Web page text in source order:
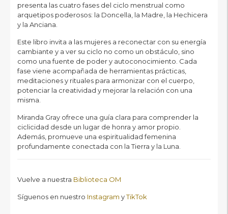
presenta las cuatro fases del ciclo menstrual como
arquetipos poderosos: la Doncella, la Madre, la Hechicera
y la Anciana.
Este libro invita a las mujeres a reconectar con su energía
cambiante y a ver su ciclo no como un obstáculo, sino
como una fuente de poder y autoconocimiento. Cada
fase viene acompañada de herramientas prácticas,
meditaciones y rituales para armonizar con el cuerpo,
potenciar la creatividad y mejorar la relación con una
misma.
Miranda Gray ofrece una guía clara para comprender la
ciclicidad desde un lugar de honra y amor propio.
Además, promueve una espiritualidad femenina
profundamente conectada con la Tierra y la Luna.
Vuelve a nuestra Biblioteca OM
Síguenos en nuestro Instagram yTikTok